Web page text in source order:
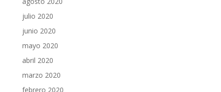
julio 2020
junio 2020
mayo 2020
abril 2020
marzo 2020
febrero 2020